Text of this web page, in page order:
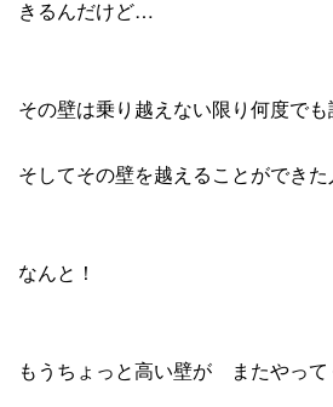
きるんだけど…
その壁は乗り越えない限り何度で
そしてその壁を越えることができ
なんと！
もうちょっと高い壁が またやって